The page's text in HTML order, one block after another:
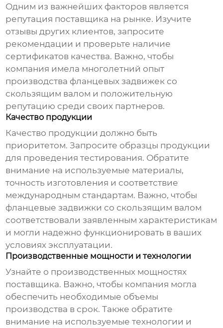
Одним из важнейших факторов является
репутация поставщика на рынке. Изучите
отзывы других клиентов, запросите
рекомендации и проверьте наличие
сертификатов качества. Важно, чтобы
компания имела многолетний опыт
производства фланцевых задвижек со
скользящим валом и положительную
репутацию среди своих партнеров.
Качество продукции
Качество продукции должно быть
приоритетом. Запросите образцы продукции
для проведения тестирования. Обратите
внимание на используемые материалы,
точность изготовления и соответствие
международным стандартам. Важно, чтобы
фланцевые задвижки со скользящим валом
соответствовали заявленным характеристикам
и могли надежно функционировать в ваших
условиях эксплуатации.
Производственные мощности и технологии
Узнайте о производственных мощностях
поставщика. Важно, чтобы компания могла
обеспечить необходимые объемы
производства в срок. Также обратите
внимание на используемые технологии и